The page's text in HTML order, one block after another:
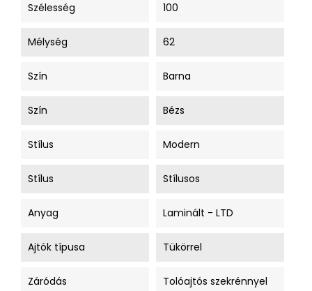
Szélesség 100
Mélység 62
Szín Barna
Szín Bézs
Stílus Modern
Stílus Stílusos
Anyag Laminált - LTD
Ajtók típusa Tükörrel
Záródás Tolóajtós szekrénnyel